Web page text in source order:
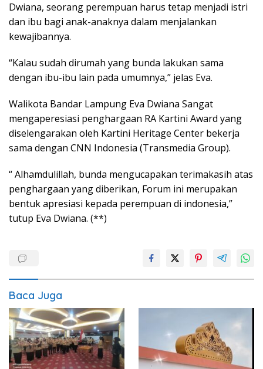
Dwiana, seorang perempuan harus tetap menjadi istri
dan ibu bagi anak-anaknya dalam menjalankan
kewajibannya.
“Kalau sudah dirumah yang bunda lakukan sama
dengan ibu-ibu lain pada umumnya,” jelas Eva.
Walikota Bandar Lampung Eva Dwiana Sangat
mengaperesiasi penghargaan RA Kartini Award yang
diselengarakan oleh Kartini Heritage Center bekerja
sama dengan CNN Indonesia (Transmedia Group).
“ Alhamdulillah, bunda mengucapakan terimakasih atas
penghargaan yang diberikan, Forum ini merupakan
bentuk apresiasi kepada perempuan di indonesia,”
tutup Eva Dwiana. (**)
Baca Juga